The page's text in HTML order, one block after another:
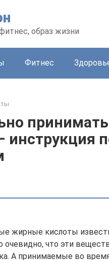
образ жизни
Фитнес
инструкция
жирные кислоты
очевидно, что эти
А принимаемые во